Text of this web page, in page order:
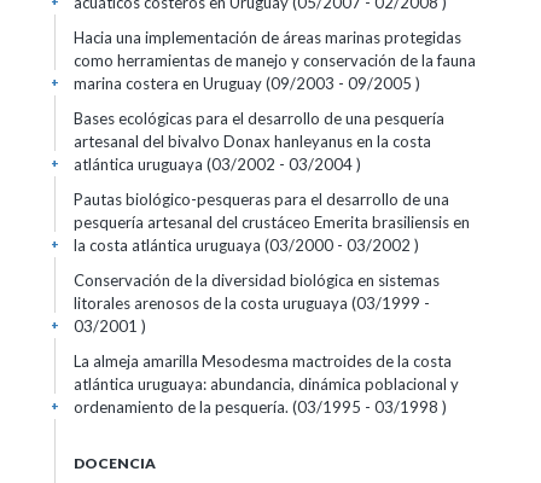
Hacia una implementación de áreas marinas protegidas
como herramientas de manejo y conservación de la fauna
marina costera en Uruguay (09/2003 - 09/2005 )
+
Bases ecológicas para el desarrollo de una pesquería
artesanal del bivalvo Donax hanleyanus en la costa
atlántica uruguaya (03/2002 - 03/2004 )
+
Pautas biológico-pesqueras para el desarrollo de una
pesquería artesanal del crustáceo Emerita brasiliensis en
la costa atlántica uruguaya (03/2000 - 03/2002 )
+
Conservación de la diversidad biológica en sistemas
litorales arenosos de la costa uruguaya (03/1999 -
03/2001 )
+
La almeja amarilla Mesodesma mactroides de la costa
atlántica uruguaya: abundancia, dinámica poblacional y
ordenamiento de la pesquería. (03/1995 - 03/1998 )
+
DOCENCIA